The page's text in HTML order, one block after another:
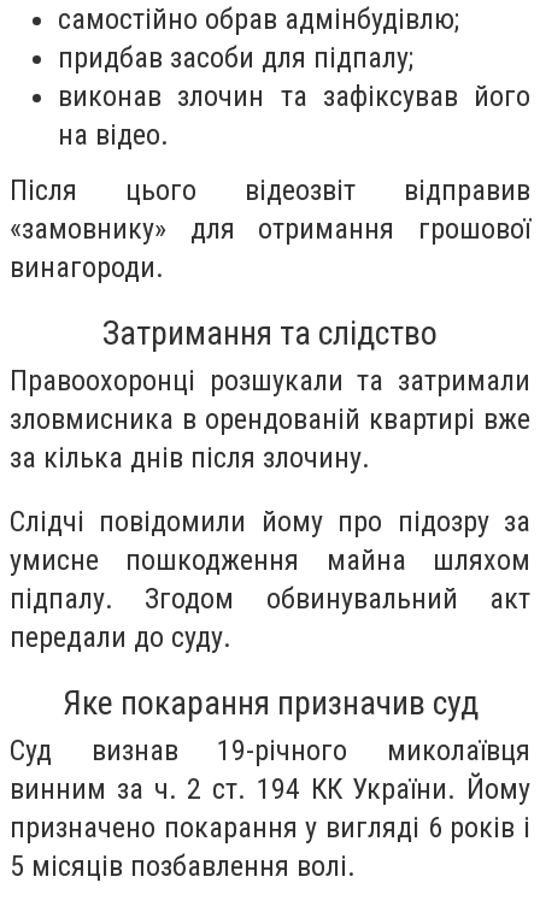
самостійно обрав адмінбудівлю;
придбав засоби для підпалу;
виконав злочин та зафіксував його
на відео.
Після цього відеозвіт відправив
«замовнику» для отримання грошової
винагороди.
Затримання та слідство
Правоохоронці розшукали та затримали
зловмисника в орендованій квартирі вже
за кілька днів після злочину.
Слідчі повідомили йому про підозру за
умисне пошкодження майна шляхом
підпалу. Згодом обвинувальний акт
передали до суду.
Яке покарання призначив суд
Суд визнав 19-річного миколаївця
винним за ч. 2 ст. 194 КК України. Йому
призначено покарання у вигляді 6 років і
5 місяців позбавлення волі.